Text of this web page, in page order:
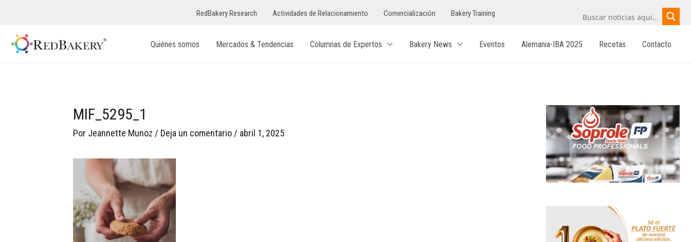
RedBakery Research Actividades de Relacionamiento Comercialización Bakery Training
Quiénes somos Mercados & Tendencias Columnas de Expertos Bakery News Eventos Alemania-IBA 2025 Recetas Contacto
MIF_5295_1
Por Jeannette Munoz / Deja un comentario / abril 1, 2025